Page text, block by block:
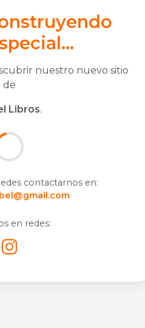
nuestro nuevo sitio
de
Libros.
contactarnos en:
en redes: